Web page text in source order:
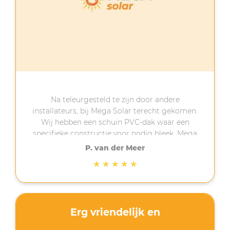
Na teleurgesteld te zijn door andere
installateurs, bij Mega Solar terecht gekomen.
Wij hebben een schuin PVC-dak waar een
specifieke constructie voor nodig bleek. Mega
Solar heeft de moeite genomen (bedankt
Hierdoor duurde de installatie langer dan
communicatie belangrijk. Dat heeft Mega
P. van der Meer
★ ★ ★ ★ ★
Erg vriendelijk en